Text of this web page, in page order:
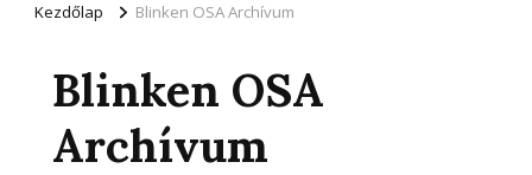
Kezdőlap Blinken OSA Archívum
Blinken OSA
Archívum